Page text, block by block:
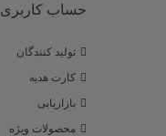
حساب کاربری
تولید کنندگان
کارت هدیه
بازاریابی
محصولات ویژه